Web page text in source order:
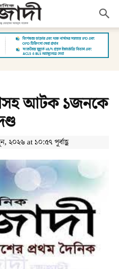
আটক ১জনকে
২০২৬ at ১০:৫৭ পূর্বাহ্ণ